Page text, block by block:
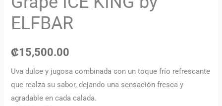
ELFBAR
₡15,500.00
Uva dulce y jugosa combinada con un toque frío refrescante
que realza su sabor, dejando una sensación fresca y
agradable en cada calada.